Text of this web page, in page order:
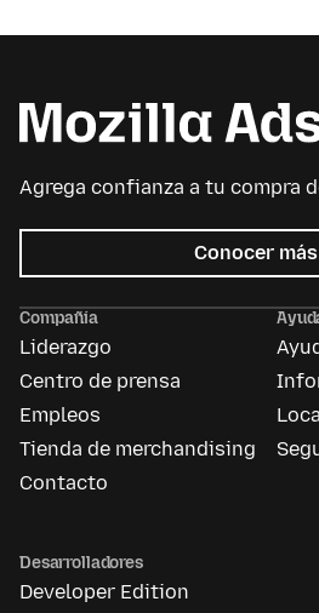
Agrega confianza a tu compra
Conocer más
Compañía
Liderazgo
Centro de prensa
Empleos
Tienda de merchandising
Contacto
Desarrolladores
Developer Edition